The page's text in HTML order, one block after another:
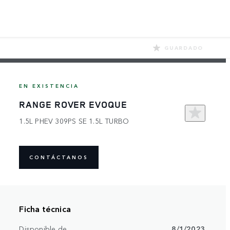
GUARDADO
EN EXISTENCIA
RANGE ROVER EVOQUE
1.5L PHEV 309PS SE 1.5L TURBO
CONTÁCTANOS
Ficha técnica